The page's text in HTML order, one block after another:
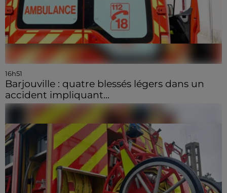
16h51
Barjouville : quatre blessés légers dans un
accident impliquant...